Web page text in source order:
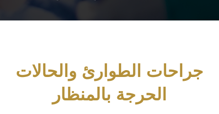
جراحات الطوارئ والحالات
الحرجة بالمنظار